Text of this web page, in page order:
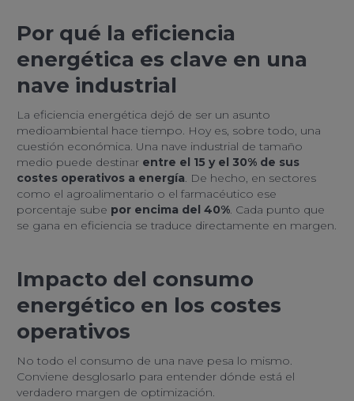
Por qué la eficiencia
energética es clave en una
nave industrial
La eficiencia energética dejó de ser un asunto
medioambiental hace tiempo. Hoy es, sobre todo, una
cuestión económica. Una nave industrial de tamaño
medio puede destinar entre el 15 y el 30% de sus
costes operativos a energía. De hecho, en sectores
como el agroalimentario o el farmacéutico ese
porcentaje sube por encima del 40%. Cada punto que
se gana en eficiencia se traduce directamente en margen.
Impacto del consumo
energético en los costes
operativos
No todo el consumo de una nave pesa lo mismo.
Conviene desglosarlo para entender dónde está el
verdadero margen de optimización.